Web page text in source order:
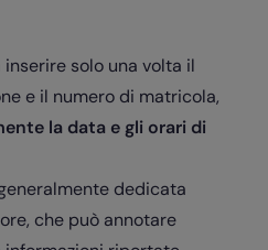
solo una volta il
e il numero di matricola,
la data e gli orari di
dedicata
che può annotare